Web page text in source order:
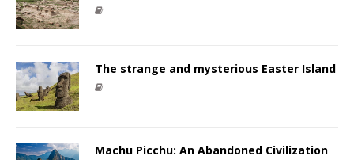
The strange and mysterious Easter Island
Machu Picchu: An Abandoned Civilization